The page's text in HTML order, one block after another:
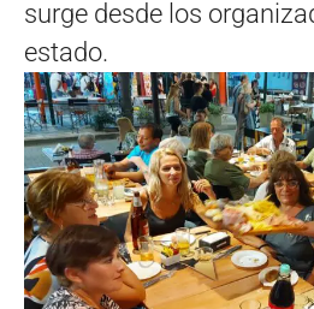
surge desde los
estado.